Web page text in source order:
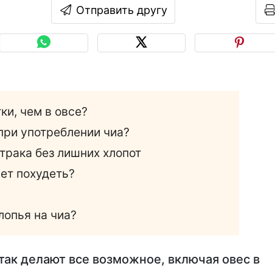
Отправить другу
чем в овсе?
употреблении чиа?
без лишних хлопот
похудеть?
на чиа?
делают все возможное, включая овес в